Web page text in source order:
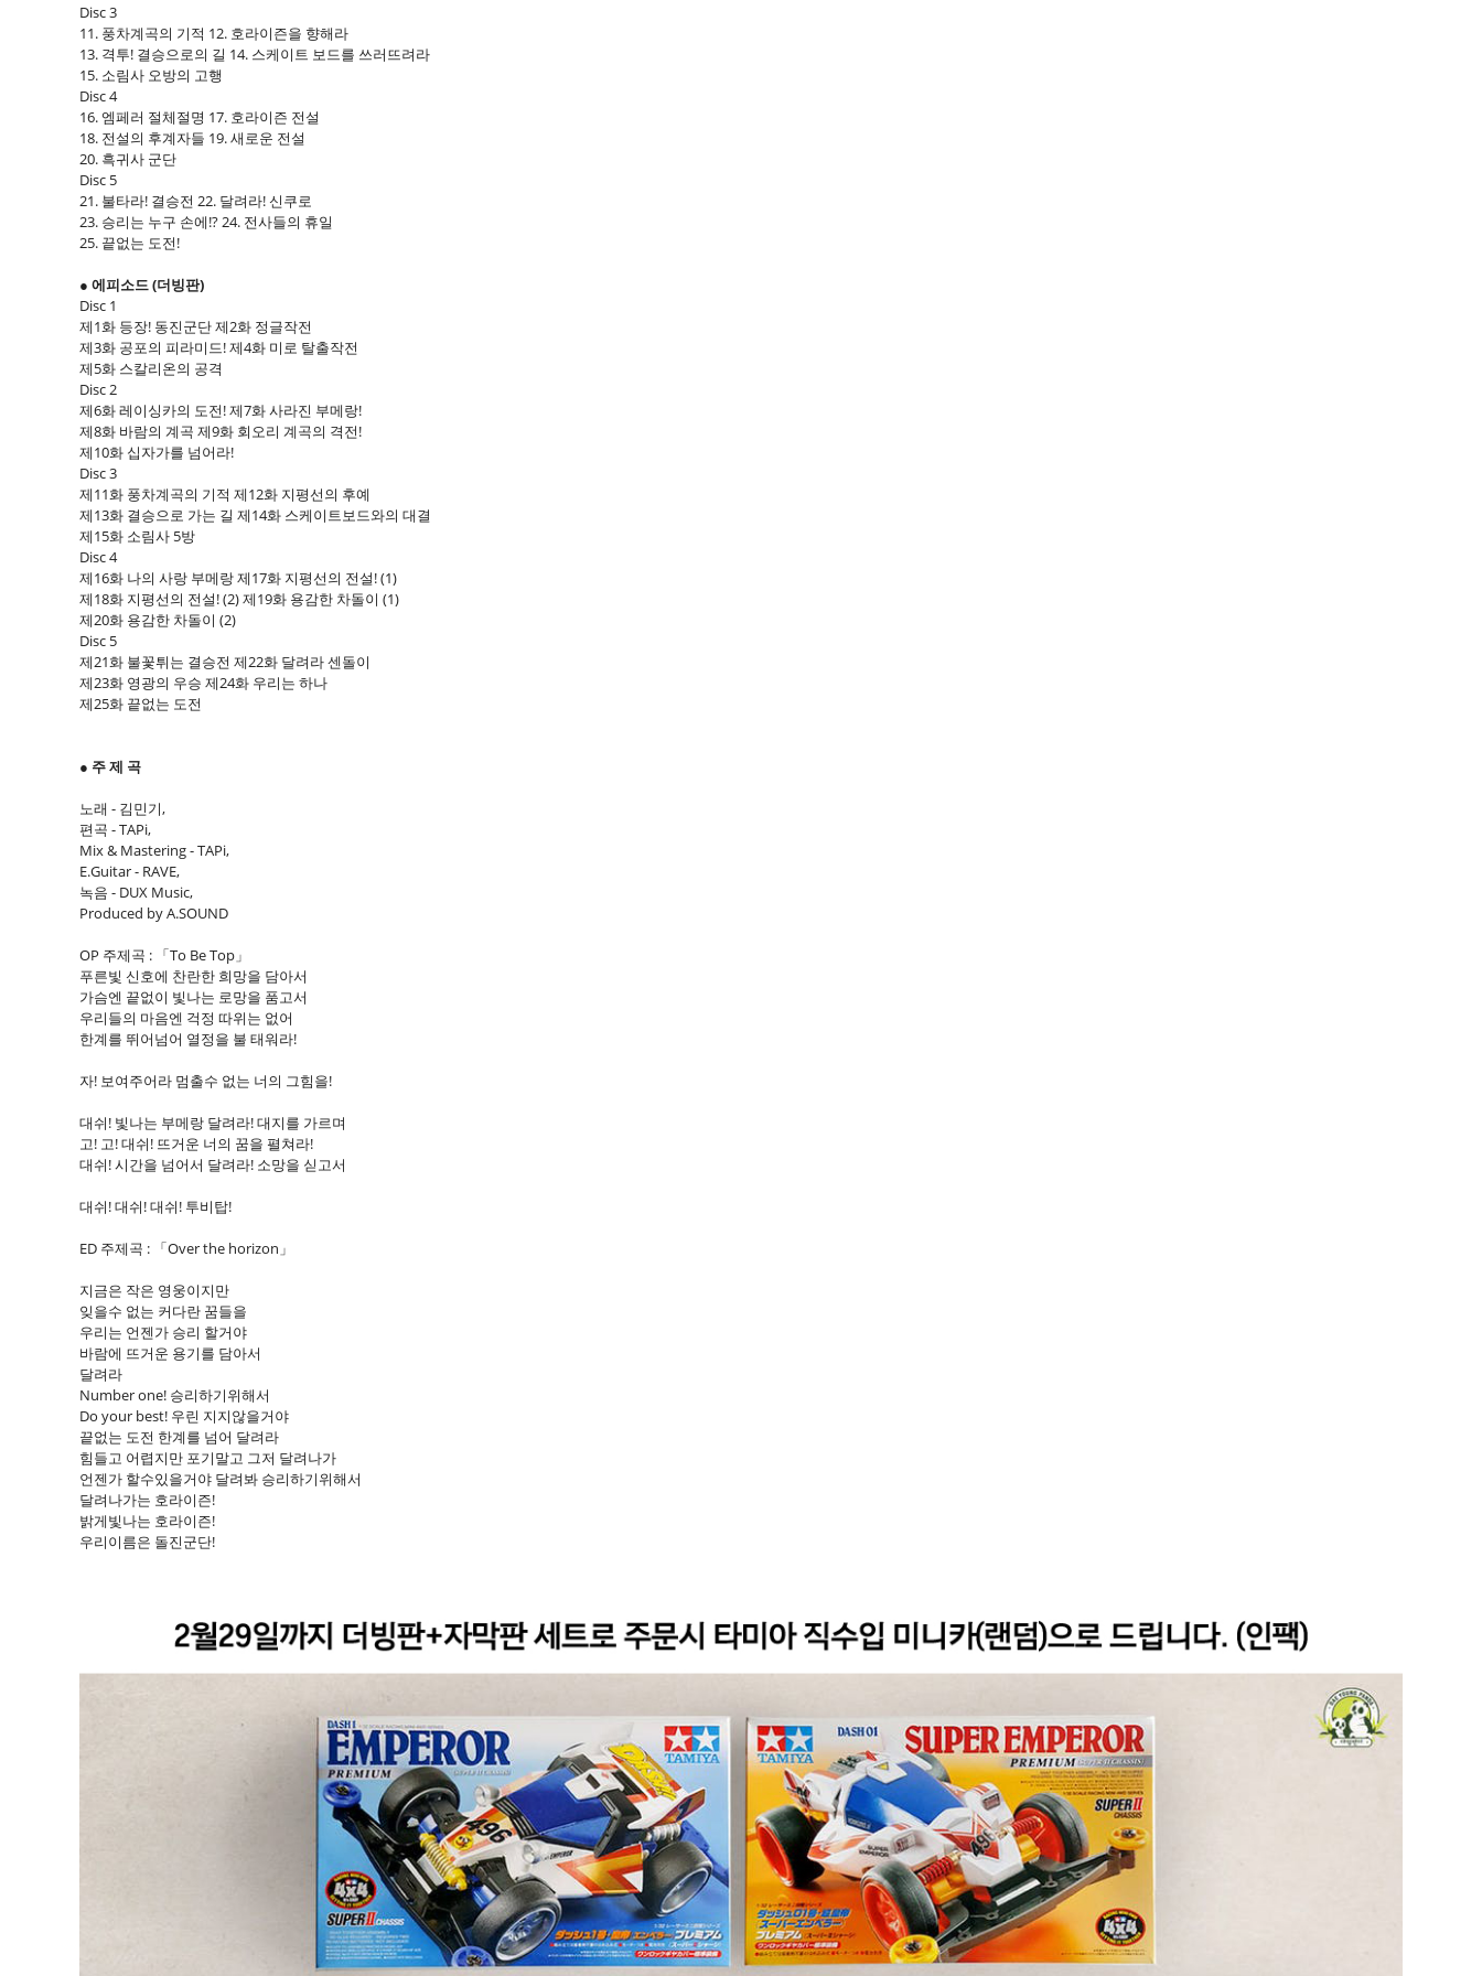
Disc 3
11. 풍차계곡의 기적 12. 호라이즌을 향해라
13. 격투! 결승으로의 길 14. 스케이트 보드를 쓰러뜨려라
15. 소림사 오방의 고행
Disc 4
16. 엠페러 절체절명 17. 호라이즌 전설
18. 전설의 후계자들 19. 새로운 전설
20. 흑귀사 군단
Disc 5
21. 불타라! 결승전 22. 달려라! 신쿠로
23. 승리는 누구 손에!? 24. 전사들의 휴일
25. 끝없는 도전!
● 에피소드 (더빙판)
Disc 1
제1화 등장! 동진군단 제2화 정글작전
제3화 공포의 피라미드! 제4화 미로 탈출작전
제5화 스칼리온의 공격
Disc 2
제6화 레이싱카의 도전! 제7화 사라진 부메랑!
제8화 바람의 계곡 제9화 회오리 계곡의 격전!
제10화 십자가를 넘어라!
Disc 3
제11화 풍차계곡의 기적 제12화 지평선의 후예
제13화 결승으로 가는 길 제14화 스케이트보드와의 대결
제15화 소림사 5방
Disc 4
제16화 나의 사랑 부메랑 제17화 지평선의 전설! (1)
제18화 지평선의 전설! (2) 제19화 용감한 차돌이 (1)
제20화 용감한 차돌이 (2)
Disc 5
제21화 불꽃튀는 결승전 제22화 달려라 센돌이
제23화 영광의 우승 제24화 우리는 하나
제25화 끝없는 도전
● 주 제 곡
노래 - 김민기,
편곡 - TAPi,
Mix & Mastering - TAPi,
E.Guitar - RAVE,
녹음 - DUX Music,
Produced by A.SOUND
OP 주제곡 : 「To Be Top」
푸른빛 신호에 찬란한 희망을 담아서
가슴엔 끝없이 빛나는 로망을 품고서
우리들의 마음엔 걱정 따위는 없어
한계를 뛰어넘어 열정을 불 태워라!
자! 보여주어라 멈출수 없는 너의 그힘을!
대쉬! 빛나는 부메랑 달려라! 대지를 가르며
고! 고! 대쉬! 뜨거운 너의 꿈을 펼쳐라!
대쉬! 시간을 넘어서 달려라! 소망을 싣고서
대쉬! 대쉬! 대쉬! 투비탑!
ED 주제곡 : 「Over the horizon」
지금은 작은 영웅이지만
잊을수 없는 커다란 꿈들을
우리는 언젠가 승리 할거야
바람에 뜨거운 용기를 담아서
달려라
Number one! 승리하기위해서
Do your best! 우린 지지않을거야
끝없는 도전 한계를 넘어 달려라
힘들고 어렵지만 포기말고 그저 달려나가
언젠가 할수있을거야 달려봐 승리하기위해서
달려나가는 호라이즌!
밝게빛나는 호라이즌!
우리이름은 돌진군단!